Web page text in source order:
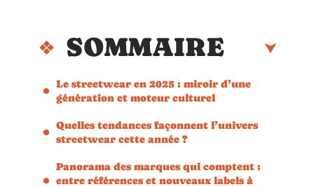
SOMMAIRE
Le streetwear en 2025 : miroir d’une
génération et moteur culturel
Quelles tendances façonnent l’univers
streetwear cette année ?
Panorama des marques qui comptent :
entre références et nouveaux labels à